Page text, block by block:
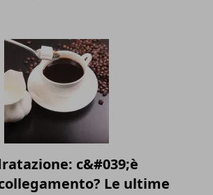
c&#039;è
Le ultime